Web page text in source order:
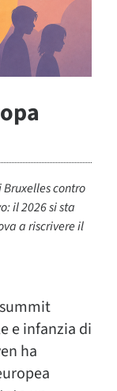
contro
il 2026 si sta
a riscrivere il
e infanzia di
ha